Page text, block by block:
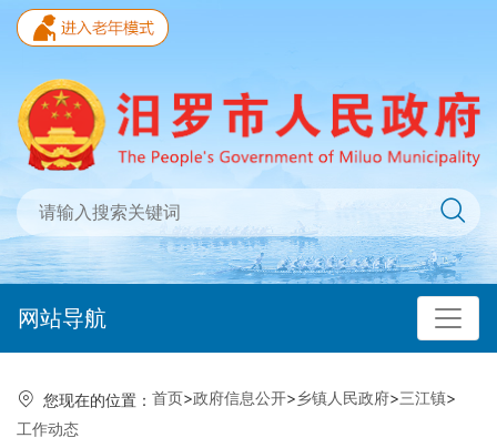
网站导航
您现在的位置： 首页>政府信息公开>乡镇人民政府>三江镇>
工作动态